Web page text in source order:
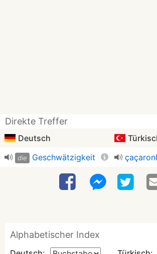
Direkte Treffer
Deutsch
die Geschwätzigkeit
Alphabetischer Index